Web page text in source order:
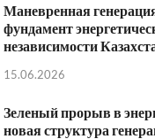
Маневренная
фундамент
независимости
15.06.2026
Зеленый прорыв в
новая структура